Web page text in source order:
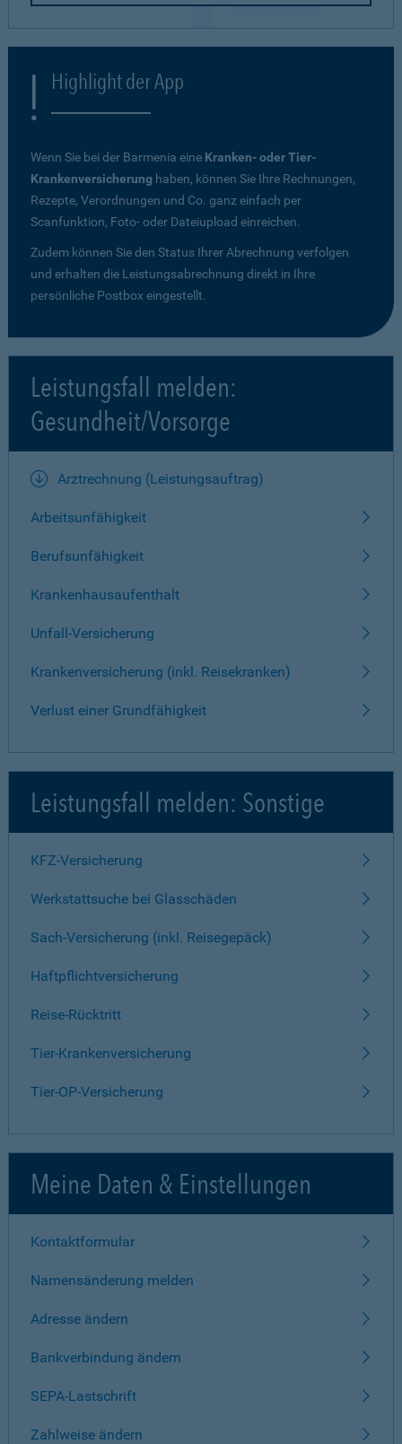
Highlight der App
Wenn Sie bei der Barmenia eine Kranken- oder Tier-
Krankenversicherung haben, können Sie Ihre Rechnungen,
Rezepte, Verordnungen und Co. ganz einfach per
Scanfunktion, Foto- oder Dateiupload einreichen.
Zudem können Sie den Status Ihrer Abrechnung verfolgen
und erhalten die Leistungsabrechnung direkt in Ihre
persönliche Postbox eingestellt.
Leistungsfall melden:
Gesundheit/Vorsorge
Arztrechnung (Leistungsauftrag)
Arbeitsunfähigkeit
Berufsunfähigkeit
Krankenhausaufenthalt
Unfall-Versicherung
Krankenversicherung (inkl. Reisekranken)
Verlust einer Grundfähigkeit
Leistungsfall melden: Sonstige
KFZ-Versicherung
Werkstattsuche bei Glasschäden
Sach-Versicherung (inkl. Reisegepäck)
Haftpflichtversicherung
Reise-Rücktritt
Tier-Krankenversicherung
Tier-OP-Versicherung
Meine Daten & Einstellungen
Kontaktformular
Namensänderung melden
Adresse ändern
Bankverbindung ändern
SEPA-Lastschrift
Zahlweise ändern